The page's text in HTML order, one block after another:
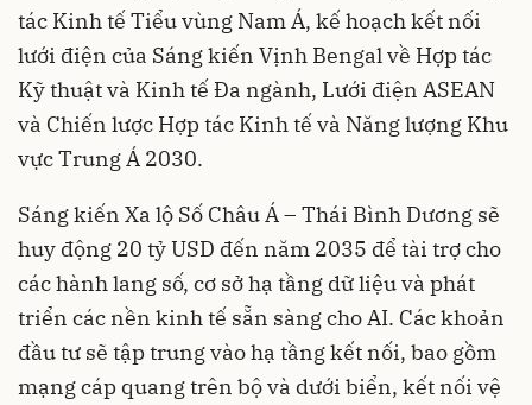
tác Kinh tế Tiểu vùng Nam Á, kế hoạch kết nối
lưới điện của Sáng kiến Vịnh Bengal về Hợp tác
Kỹ thuật và Kinh tế Đa ngành, Lưới điện ASEAN
và Chiến lược Hợp tác Kinh tế và Năng lượng Khu
vực Trung Á 2030.
Sáng kiến Xa lộ Số Châu Á – Thái Bình Dương sẽ
huy động 20 tỷ USD đến năm 2035 để tài trợ cho
các hành lang số, cơ sở hạ tầng dữ liệu và phát
triển các nền kinh tế sẵn sàng cho AI. Các khoản
đầu tư sẽ tập trung vào hạ tầng kết nối, bao gồm
mạng cáp quang trên bộ và dưới biển, kết nối vệ